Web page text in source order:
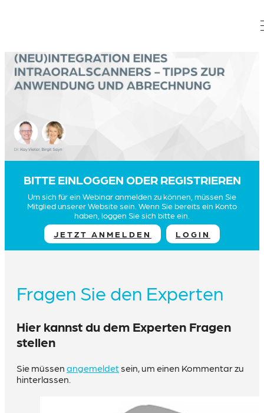
BITTE EINLOGGEN ODER REGISTRIEREN
Um sich für ein Webinar anmelden zu können, müssen Sie
Mitglied unserer Website sein. Wenn Sie bereits ein Konto
haben, loggen Sie sich bitte ein.
JETZT ANMELDEN
LOGIN
Fragen Sie den Experten
Hier kannst du dem Experten Fragen
stellen
Sie müssen angemeldetsein, um einen Kommentar zu
hinterlassen.